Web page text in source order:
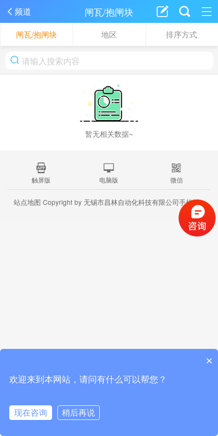
频道 闸瓦/抱闸块
闸瓦/抱闸块 地区 排序方式
暂无相关数据~
触屏版 电脑版 微信
站点地图 Copyright by 无锡市昌林自动化科技有限公司手机版
×
欢迎来到本网站，请问有什么可以帮您？
现在咨询 稍后再说